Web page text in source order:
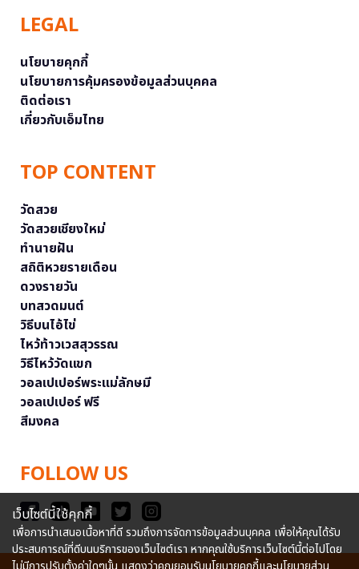
LEGAL
นโยบายคุกกี้
นโยบายการคุ้มครองข้อมูลส่วนบุคคล
ติดต่อเรา
เกี่ยวกับเอ็มไทย
TOP CONTENT
วัดสวย
วัดสวยเชียงใหม่
ทำนายฝัน
สถิติหวยรายเดือน
ดวงรายวัน
บทสวดมนต์
วิธีบนไอ้ไข่
ไหว้ท้าวเวสสุวรรณ
วิธีไหว้วัดแขก
วอลเปเปอร์พระแม่ลักษมี
วอลเปเปอร์ ฟรี
สีมงคล
FOLLOW US
เว็บไซต์นี้ใช้คุกกี้
เพื่อการนำเสนอเนื้อหาที่ดี รวมถึงการจัดการข้อมูลส่วนบุคคล เพื่อให้คุณได้รับ
ประสบการณ์ที่ดีบนบริการของเว็บไซต์เรา หากคุณใช้บริการเว็บไซต์นี้ต่อไปโดย